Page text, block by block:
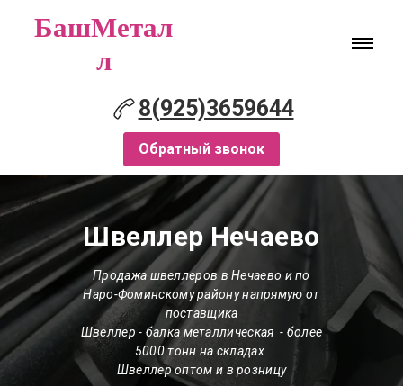
БашМетал
л
8(925)3659644
Обратный звонок
Швеллер Нечаево
Продажа швеллеров в Нечаево и по
Наро-Фоминскому району напрямую от
поставщика
Швеллер - балка металлическая - более
5000 тонн на складах.
Швеллер оптом и в розницу